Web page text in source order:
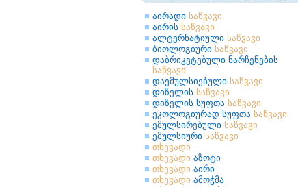
აირადი საწვავი
აირის საწვავი
ალტერნატიული საწვავი
ბიოლოგიური საწვავი
დაბრიკეტებული ნარჩენების
საწვავი
დაემულსიებული საწვავი
დიზელის საწვავი
დიზელის სუფთა საწვავი
ეკოლოგიურად სუფთა საწვავი
ემულსირებული საწვავი
ემულსიური საწვავი
თხევადი
თხევადი აზოტი
თხევადი აირი
თხევადი ამოჭმა